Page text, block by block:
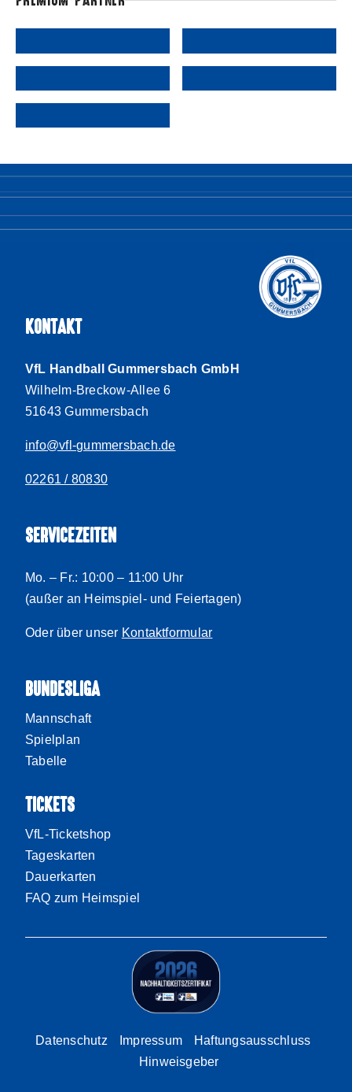
KONTAKT
VfL Handball Gummersbach GmbH
Wilhelm-Breckow-Allee 6
51643 Gummersbach
info@vfl-gummersbach.de
02261 / 80830
SERVICEZEITEN
Mo. – Fr.: 10:00 – 11:00 Uhr
(außer an Heimspiel- und Feiertagen)
Oder über unser Kontaktformular
BUNDESLIGA
Mannschaft
Spielplan
Tabelle
TICKETS
VfL-Ticketshop
Tageskarten
Dauerkarten
FAQ zum Heimspiel
Datenschutz Impressum
Haftungsausschluss
Hinweisgeber